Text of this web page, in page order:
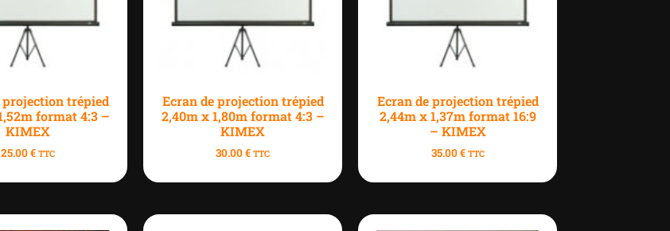
projection trépied
format 4:3 –
KIMEX
25.00€ TTC
Ecran de projection trépied
2,40m x 1,80m format 4:3 –
KIMEX
30.00€ TTC
Ecran de projection trépied
2,44m x 1,37m format 16:9
– KIMEX
35.00€ TTC